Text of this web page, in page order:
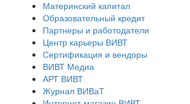
Материнский капитал
Образовательный кредит
Партнеры и работодатели
Центр карьеры ВИВТ
Сертификация и вендоры
ВИВТ Медиа
АРТ ВИВТ
Журнал ВИВаТ